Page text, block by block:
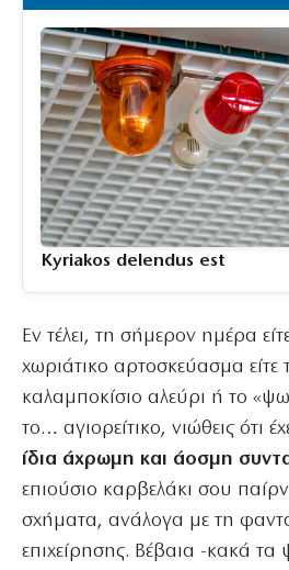
Kyriakos delendus est
Εν τέλει, τη σήμερον ημέρα
χωριάτικο αρτοσκεύασμα είτε
καλαμποκίσιο αλεύρι ή το
το… αγιορείτικο, νιώθεις ότι
ίδια άχρωμη και άοσμη
επιούσιο καρβελάκι σου
σχήματα, ανάλογα με τη
επιχείρησης. Βέβαια -κακά τα